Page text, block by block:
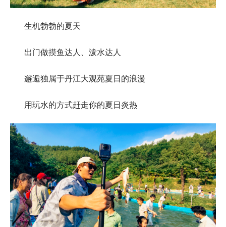
生机勃勃的夏天
出门做摸鱼达人、泼水达人
邂逅独属于丹江大观苑夏日的浪漫
用玩水的方式赶走你的夏日炎热